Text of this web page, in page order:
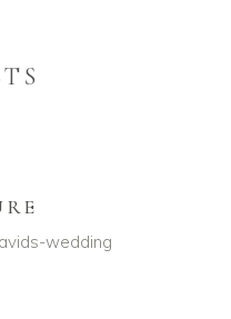
wedding